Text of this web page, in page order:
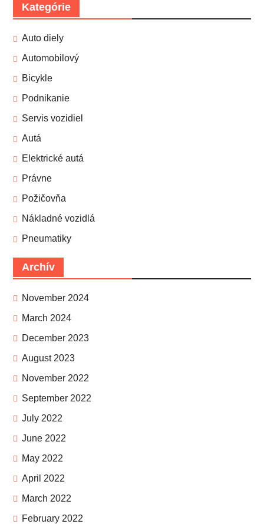
Kategórie
Auto diely
Automobilový
Bicykle
Podnikanie
Servis vozidiel
Autá
Elektrické autá
Právne
Požičovňa
Nákladné vozidlá
Pneumatiky
Archív
November 2024
March 2024
December 2023
August 2023
November 2022
September 2022
July 2022
June 2022
May 2022
April 2022
March 2022
February 2022